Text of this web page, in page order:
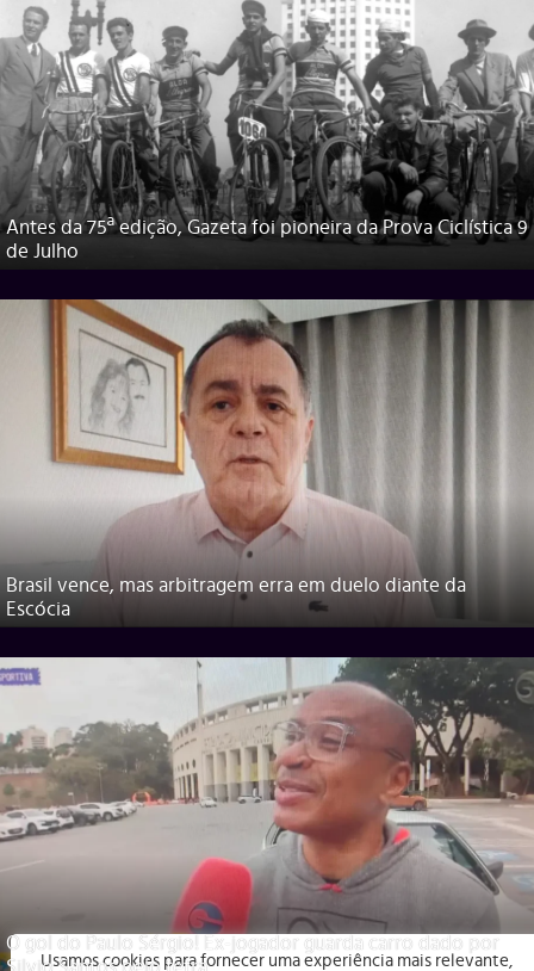
Antes da 75ª edição, Gazeta foi pioneira da Prova Ciclística 9
de Julho
Brasil vence, mas arbitragem erra em duelo diante da
Escócia
O gol do Paulo Sérgio! Ex-jogador guarda carro dado por
Usamos cookies para fornecer uma experiência mais relevante,